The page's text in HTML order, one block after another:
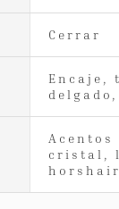
Cerrar
Encaje,
Acentos
cristal,
horshair